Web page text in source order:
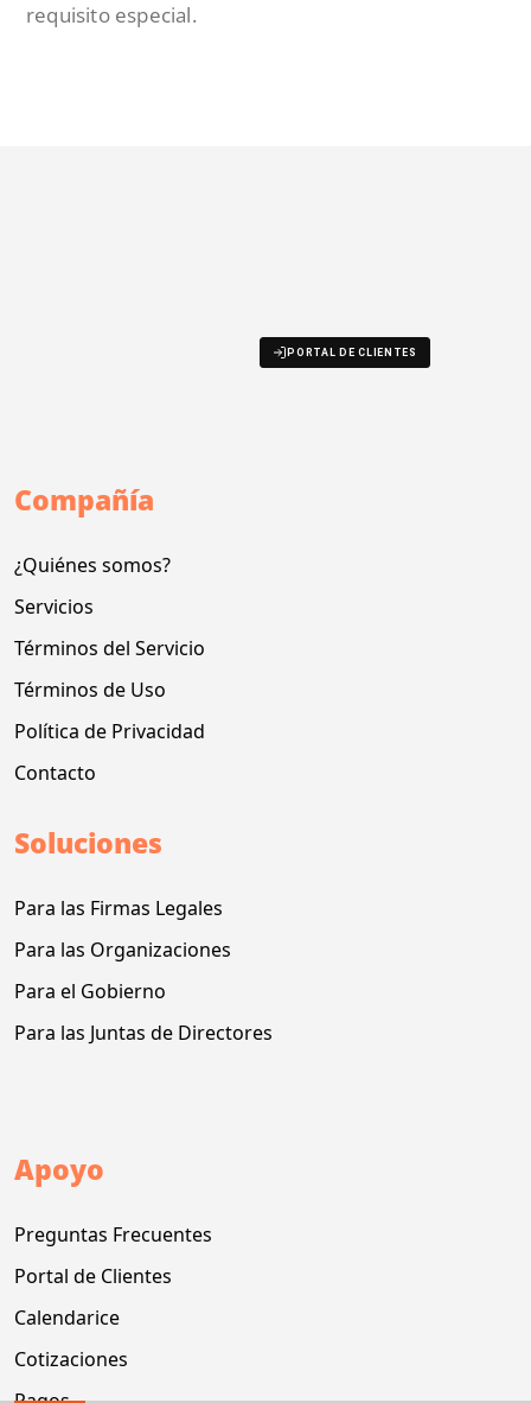
requisito especial.
PORTAL DE CLIENTES
Compañía
¿Quiénes somos?
Servicios
Términos del Servicio
Términos de Uso
Política de Privacidad
Contacto
Soluciones
Para las Firmas Legales
Para las Organizaciones
Para el Gobierno
Para las Juntas de Directores
Apoyo
Preguntas Frecuentes
Portal de Clientes
Calendarice
Cotizaciones